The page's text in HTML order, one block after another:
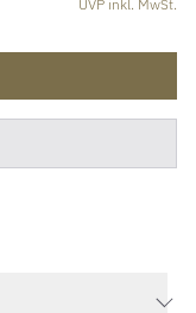
UVP inkl. MwSt.